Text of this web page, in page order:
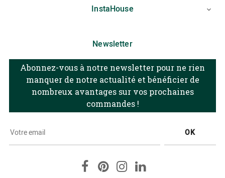
InstaHouse 
Newsletter
Abonnez-vous à notre newsletter pour ne rien
manquer de notre actualité et bénéficier de
nombreux avantages sur vos prochaines
commandes !
OK
FacebookPinterestInstagram